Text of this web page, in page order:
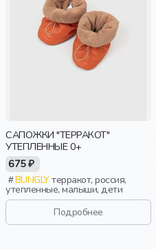
САПОЖКИ "ТЕРРАКОТ"
УТЕПЛЕННЫЕ 0+
675 ₽
BUNGLYтерракот, россия,
утепленные, малыши, дети
Подробнее